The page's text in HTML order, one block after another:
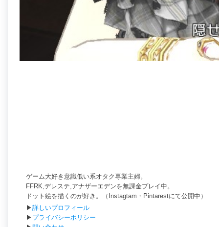
ゲーム大好き意識低い系オタク専業主婦。
FFRK,デレステ,アナザーエデンを無課金プレイ中。
ドット絵を描くのが好き。（Instagtam・Pintarestにて公開中）
▶詳しいプロフィール
▶ プライバシーポリシー